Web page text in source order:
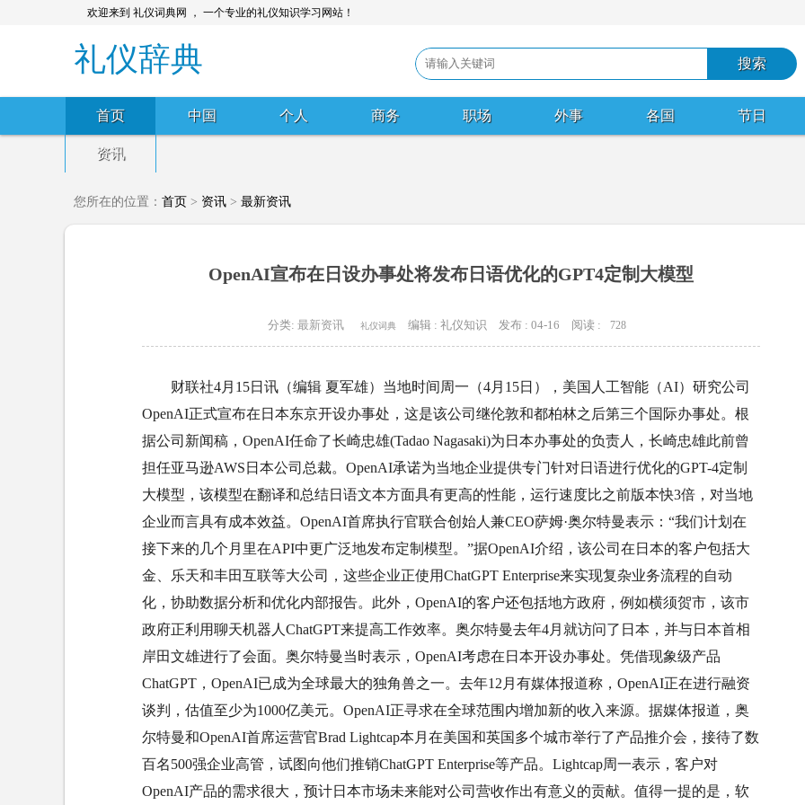
欢迎来到 礼仪词典网 ， 一个专业的礼仪知识学习网站！
礼仪辞典
首页 中国 个人 商务 职场 外事 各国 节日
资讯
您所在的位置： 首页 > 资讯 > 最新资讯
OpenAI宣布在日设办事处将发布日语优化的GPT4定制大模型
分类: 最新资讯 礼仪词典 编辑 : 礼仪知识 发布 : 04-16 阅读 : 728
财联社4月15日讯（编辑 夏军雄）当地时间周一（4月15日），美国人工智能（AI）研究公司
OpenAI正式宣布在日本东京开设办事处，这是该公司继伦敦和都柏林之后第三个国际办事处。根
据公司新闻稿，OpenAI任命了长崎忠雄(Tadao Nagasaki)为日本办事处的负责人，长崎忠雄此前曾
担任亚马逊AWS日本公司总裁。OpenAI承诺为当地企业提供专门针对日语进行优化的GPT-4定制
大模型，该模型在翻译和总结日语文本方面具有更高的性能，运行速度比之前版本快3倍，对当地
企业而言具有成本效益。OpenAI首席执行官联合创始人兼CEO萨姆·奥尔特曼表示：“我们计划在
接下来的几个月里在API中更广泛地发布定制模型。”据OpenAI介绍，该公司在日本的客户包括大
金、乐天和丰田互联等大公司，这些企业正使用ChatGPT Enterprise来实现复杂业务流程的自动
化，协助数据分析和优化内部报告。此外，OpenAI的客户还包括地方政府，例如横须贺市，该市
政府正利用聊天机器人ChatGPT来提高工作效率。奥尔特曼去年4月就访问了日本，并与日本首相
岸田文雄进行了会面。奥尔特曼当时表示，OpenAI考虑在日本开设办事处。凭借现象级产品
ChatGPT，OpenAI已成为全球最大的独角兽之一。去年12月有媒体报道称，OpenAI正在进行融资
谈判，估值至少为1000亿美元。OpenAI正寻求在全球范围内增加新的收入来源。据媒体报道，奥
尔特曼和OpenAI首席运营官Brad Lightcap本月在美国和英国多个城市举行了产品推介会，接待了数
百名500强企业高管，试图向他们推销ChatGPT Enterprise等产品。Lightcap周一表示，客户对
OpenAI产品的需求很大，预计日本市场未来能对公司营收作出有意义的贡献。值得一提的是，软